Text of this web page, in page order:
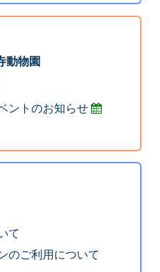
動物園
ントのお知らせ
て
のご利用について